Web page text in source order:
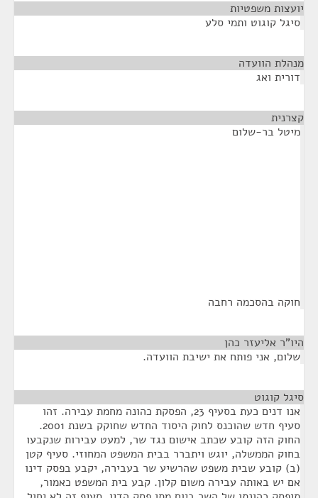
יועצות משפטיות
סיגל קוגוט ותמי סלע
מנהלת הוועדה
דורית ואג
קצרנית
מיטל בר-שלום
חוקה בהסכמה רחבה
היו"ר אליעזר כהן
שלום, אני פותח את ישיבת הוועדה.
סיגל קוגוט
אנו דנים כעת בסעיף 23, הפסקת כהונה מחמת עבירה. זהו
סעיף חדש שהוכנס לחוק היסוד החדש שחוקק בשנת 2001.
החוק הזה קובע שכתב אישום נגד שר, למעט עבירות שנקבעו
בחוק הממשלה, יוגש ויתברר בבית המשפט המחוזי. סעיף קטן
(ב) קובע שבית משפט שהרשיע שר בעבירה, יקבע בפסק דינו
אם יש באותה עבירה משום קלון. קבע בית המשפט כאמור,